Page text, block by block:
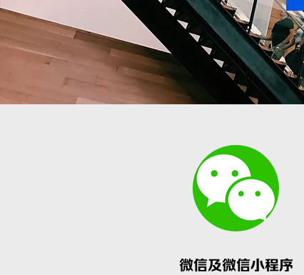
微信及微信小程序